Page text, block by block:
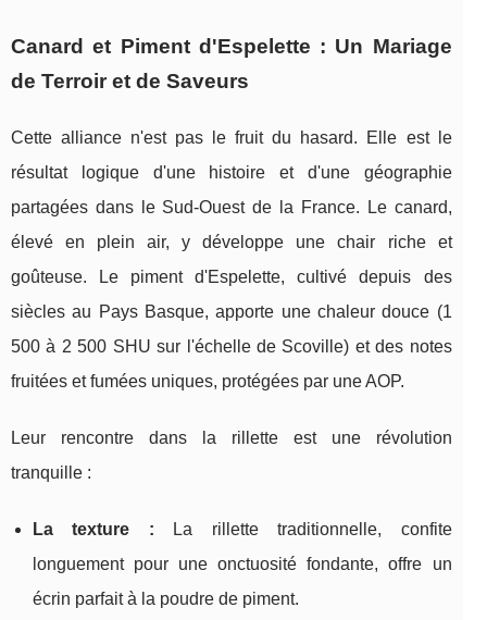
Canard et Piment d'Espelette : Un Mariage
de Terroir et de Saveurs
Cette alliance n'est pas le fruit du hasard. Elle est le
résultat logique d'une histoire et d'une géographie
partagées dans le Sud-Ouest de la France. Le canard,
élevé en plein air, y développe une chair riche et
goûteuse. Le piment d'Espelette, cultivé depuis des
siècles au Pays Basque, apporte une chaleur douce (1
500 à 2 500 SHU sur l'échelle de Scoville) et des notes
fruitées et fumées uniques, protégées par une AOP.
Leur rencontre dans la rillette est une révolution
tranquille :
La texture : La rillette traditionnelle, confite
longuement pour une onctuosité fondante, offre un
écrin parfait à la poudre de piment.